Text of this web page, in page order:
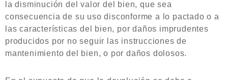
la disminución del valor del bien, que sea
consecuencia de su uso disconforme a lo pactado o a
las características del bien, por daños imprudentes
producidos por no seguir las instrucciones de
mantenimiento del bien, o por daños dolosos.